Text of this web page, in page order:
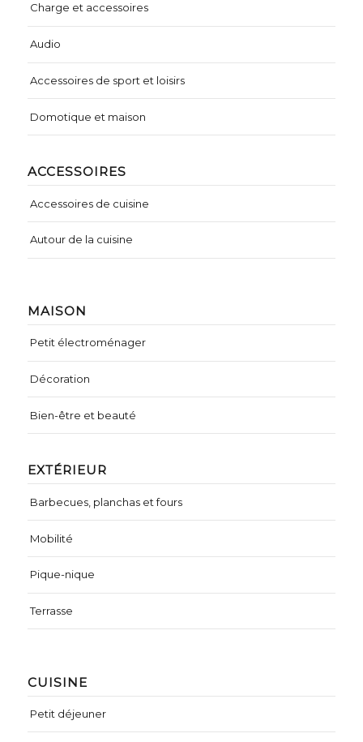
CUISINE
Petit déjeuner
MAISON
Petit électroménager
Décoration
Bien-être et beauté
EXTÉRIEUR
Barbecues, planchas et fours
Mobilité
Pique-nique
Terrasse
Charge et accessoires
Audio
Accessoires de sport et loisirs
Domotique et maison
ACCESSOIRES
Accessoires de cuisine
Autour de la cuisine